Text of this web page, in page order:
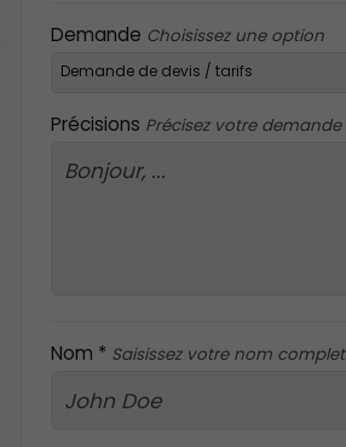
Demande Choisissez une option
Précisions Précisez votre demande
Nom * Saisissez votre nom complet